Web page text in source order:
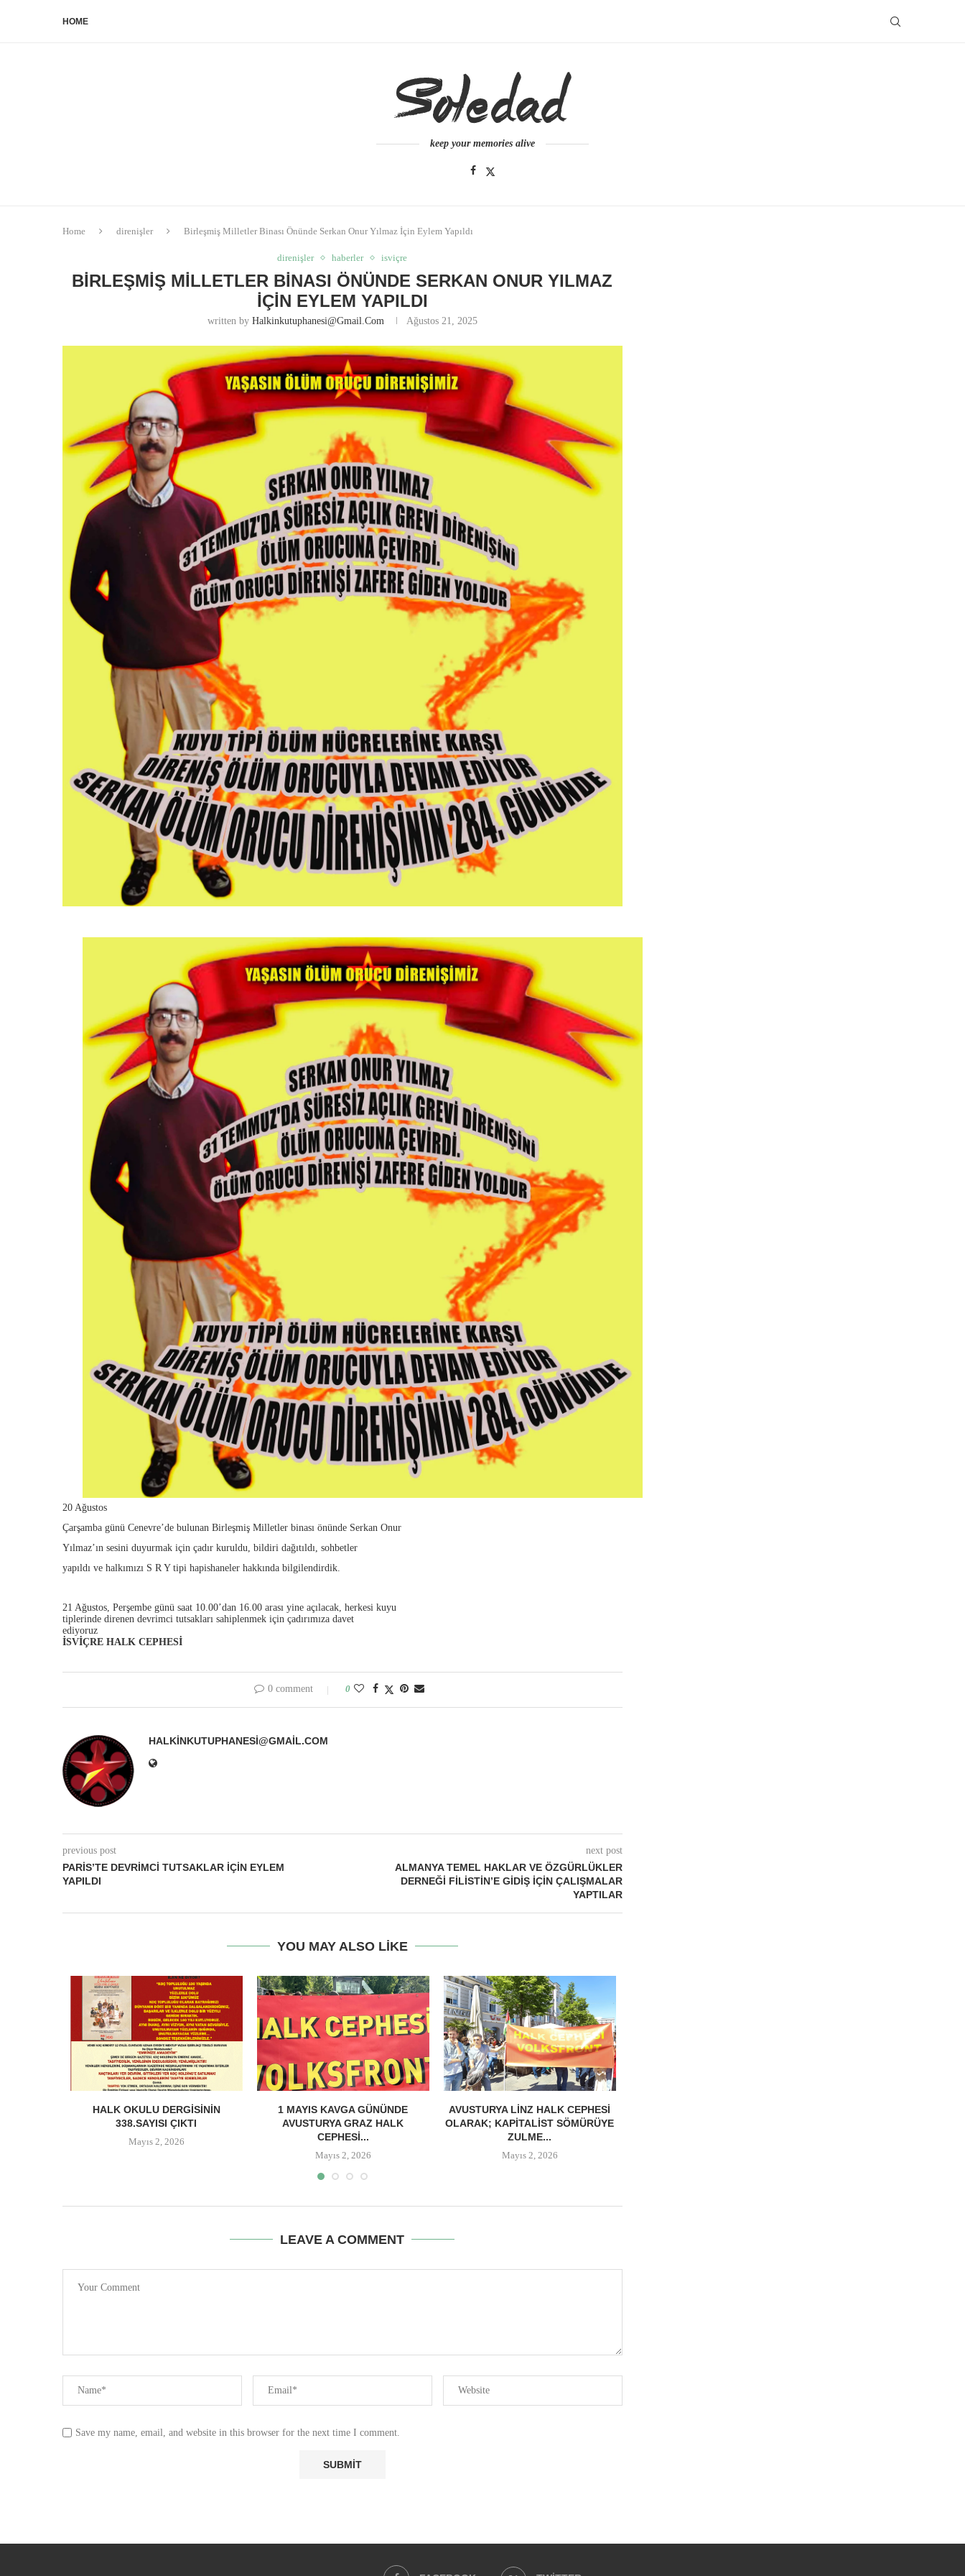
HOME
keep your memories alive
Home direnişler Birleşmiş Milletler Binası Önünde Serkan Onur Yılmaz İçin Eylem Yapıldı
direnişler haberler isviçre
BIRLEŞMIŞ MILLETLER BINASI ÖNÜNDE SERKAN ONUR YILMAZ
İÇIN EYLEM YAPILDI
written by Halkinkutuphanesi@gmail.com Ağustos 21, 2025
20 Ağustos
Çarşamba günü Cenevre’de bulunan Birleşmiş Milletler binası önünde Serkan Onur
Yılmaz’ın sesini duyurmak için çadır kuruldu, bildiri dağıtıldı, sohbetler
yapıldı ve halkımızı S R Y tipi hapishaneler hakkında bilgilendirdik.
21 Ağustos, Perşembe günü saat 10.00’dan 16.00 arası yine açılacak, herkesi kuyu
tiplerinde direnen devrimci tutsakları sahiplenmek için çadırımıza davet
ediyoruz
İSVİÇRE HALK CEPHESİ
0 comment 0
HALKINKUTUPHANESI@GMAIL.COM
previous post
PARIS’TE DEVRIMCI TUTSAKLAR İÇIN EYLEM
YAPILDI
next post
ALMANYA TEMEL HAKLAR VE ÖZGÜRLÜKLER
DERNEĞI FILISTIN’E GIDIŞ İÇIN ÇALIŞMALAR
YAPTILAR
YOU MAY ALSO LIKE
HALK OKULU DERGISININ
338.SAYISI ÇIKTI
Mayıs 2, 2026
1 MAYIS KAVGA GÜNÜNDE
AVUSTURYA GRAZ HALK
CEPHESI...
Mayıs 2, 2026
AVUSTURYA LINZ HALK CEPHESI
OLARAK; KAPITALIST SÖMÜRÜYE
ZULME...
Mayıs 2, 2026
LEAVE A COMMENT
Save my name, email, and website in this browser for the next time I comment.